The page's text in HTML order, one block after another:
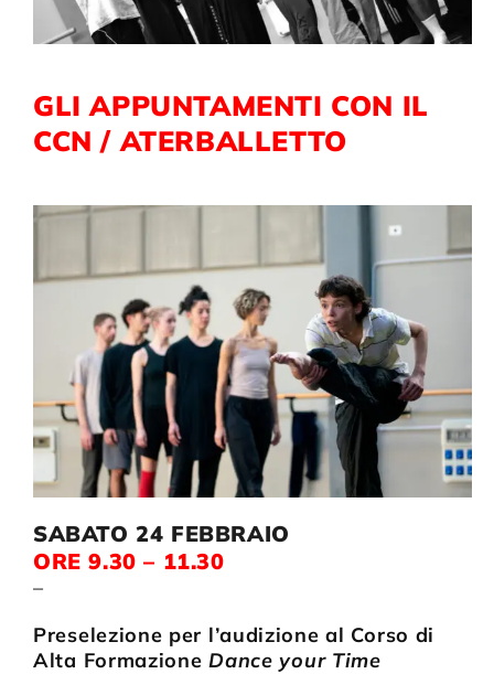
GLI APPUNTAMENTI CON IL
CCN / ATERBALLETTO
SABATO 24 FEBBRAIO
ORE 9.30 – 11.30
–
Preselezione per l’audizione al Corso di
Alta FormazioneDance your Time